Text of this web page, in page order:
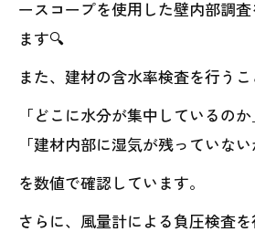
ースコープを使用した壁内部調
ます🔍
また、建材の含水率検査を行うこ
「どこに水分が集中しているのか
「建材内部に湿気が残っていない
を数値で確認しています。
さらに、風量計による負圧検査